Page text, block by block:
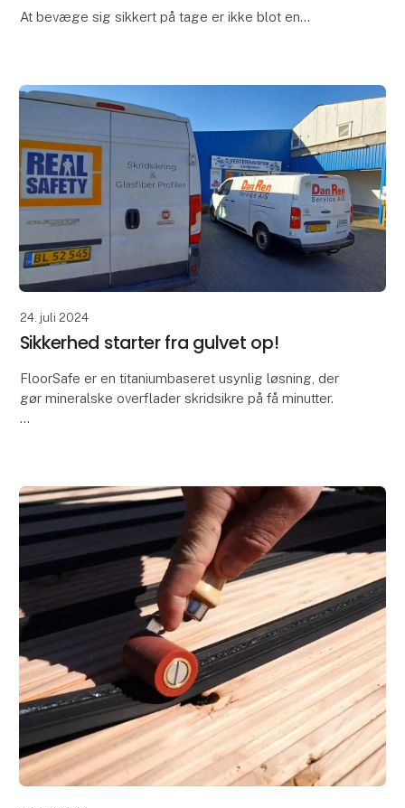
At bevæge sig sikkert på tage er ikke blot en
Real Safety Sikkert Tag kon
24. juli 2024
Sikkerhed starter fra gulvet op!
FloorSafe er en titaniumbaseret usynlig løsning, der
gør mineralske overflader skridsikre på få minutter.